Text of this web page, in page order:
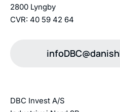
2800 Lyngby
CVR: 40 59 42 64
DBC Invest A/S